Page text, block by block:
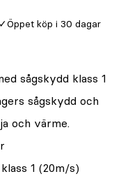
Öppet köp i 30 dagar
sågskydd klass 1
sågskydd och
och värme.
1 (20m/s)